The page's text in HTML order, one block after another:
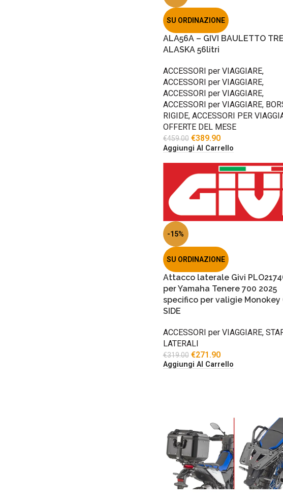
SU ORDINAZIONE
ALA56A – GIVI BAULETTO
ALASKA 56litri
ACCESSORI per VIAGGIARE,
ACCESSORI per VIAGGIARE,
ACCESSORI per VIAGGIARE,
ACCESSORI per VIAGGIARE,
RIGIDE, ACCESSORI PER
OFFERTE DEL MESE
€459.00 €389.90
Aggiungi Al Carrello
-15%
SU ORDINAZIONE
Attacco laterale Givi
per Yamaha Tenere 700 2025
specifico per valigie Monokey
SIDE
ACCESSORI per VIAGGIARE,
LATERALI
€319.00 €271.90
Aggiungi Al Carrello